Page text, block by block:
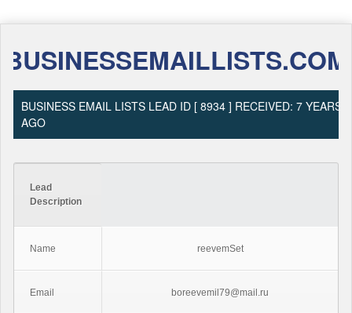
BUSINESSEMAILLISTS.COM
BUSINESS EMAIL LISTS LEAD ID [ 8934 ] RECEIVED: 7 YEARS
AGO
Lead
Description
Name reevemSet
Email boreevemil79@mail.ru